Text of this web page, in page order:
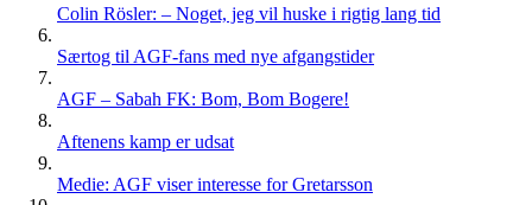
Colin Rösler: – Noget, jeg vil huske i rigtig lang tid
Særtog til AGF-fans med nye afgangstider
AGF – Sabah FK: Bom, Bom Bogere!
Aftenens kamp er udsat
Medie: AGF viser interesse for Gretarsson